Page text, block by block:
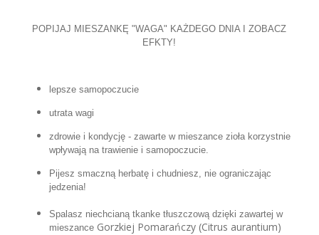
POPIJAJ MIESZANKĘ "WAGA" KAŻDEGO DNIA I ZOBACZ
EFKTY!
lepsze samopoczucie
utrata wagi
zdrowie i kondycję - zawarte w mieszance zioła korzystnie
wpływają na trawienie i samopoczucie.
Pijesz smaczną herbatę i chudniesz, nie ograniczając
jedzenia!
Spalasz niechcianą tkanke tłuszczową dzięki zawartej w
mieszance Gorzkiej Pomarańczy (Citrus aurantium)